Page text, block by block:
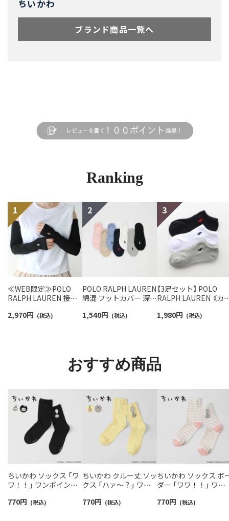
ちいかわ
ブランド商品一覧へ
Ranking
≪WEB限定≫POLO
RALPH LAUREN 接触
ームカバー ＆ レッグウ
2,970円 (税込)
POLO RALPH LAUREN
綿混 フットカバー 深履
カバーソックス レディ
1,540円 (税込)
【3足セット】 POLO
RALPH LAUREN 《カ
ーチサポート ワンポ
1,980円 (税込)
おすすめ商品
ちいかわ ソックス 「ワ
ワ！！」 ワンポイント
ス 【365日最短翌日発
770円 (税込)
ちいかわ クルー丈 ソッ
クス 「ハァ〜？」 ワン
ディース 【365日最短翌
770円 (税込)
ちいかわ ソックス ボ
ダー 「ワワ！！」 ワン
クルー丈 レディース
770円 (税込)